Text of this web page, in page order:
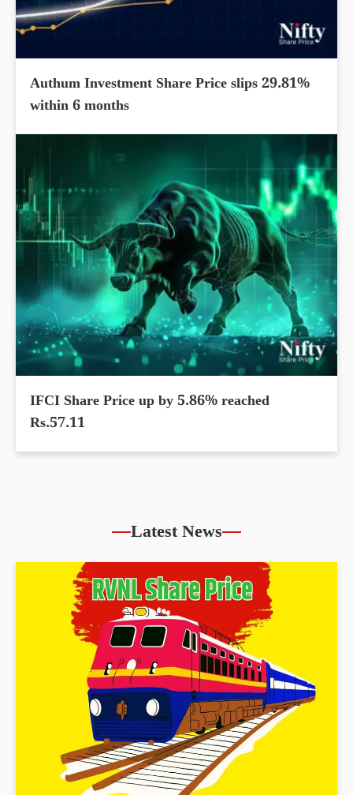
Authum Investment Share Price slips 29.81%
within 6 months
IFCI Share Price up by 5.86% reached
Rs.57.11
Latest News